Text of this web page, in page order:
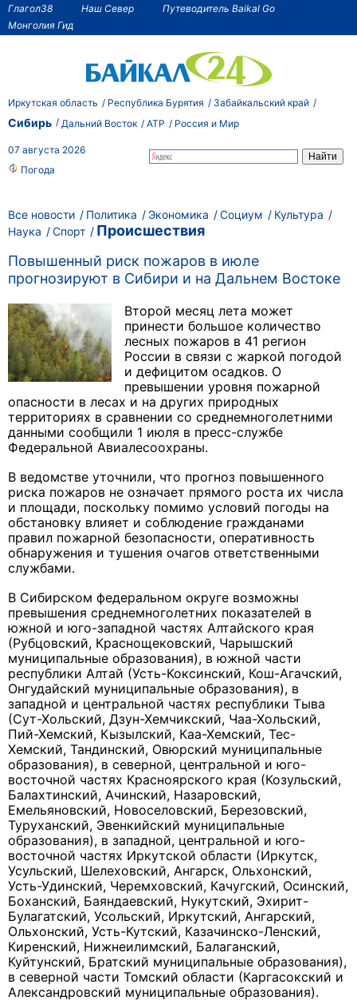
Глагол38 Наш Север
Путеводитель Baikal Go
Монголия Гид
Иркутская область Республика Бурятия Забайкальский край
Сибирь Дальний Восток АТР Россия и Мир
07 августа 2026
Погода
Все новости Политика Экономика Социум
Культура
Наука
Спорт
Происшествия
Повышенный риск пожаров в июле
прогнозируют в Сибири и на Дальнем Востоке
Второй месяц лета может
принести большое количество
лесных пожаров в 41 регион
России в связи с жаркой погодой
и дефицитом осадков. О
превышении уровня пожарной
опасности в лесах и на других природных
территориях в сравнении со среднемноголетними
данными сообщили 1 июля в пресс-службе
Федеральной Авиалесоохраны.
В ведомстве уточнили, что прогноз повышенного
риска пожаров не означает прямого роста их числа
и площади, поскольку помимо условий погоды на
обстановку влияет и соблюдение гражданами
правил пожарной безопасности, оперативность
обнаружения и тушения очагов ответственными
службами.
В Сибирском федеральном округе возможны
превышения среднемноголетних показателей в
южной и юго-западной частях Алтайского края
(Рубцовский, Краснощековский, Чарышский
муниципальные образования), в южной части
республики Алтай (Усть-Коксинский, Кош-Агачский,
Онгудайский муниципальные образования), в
западной и центральной частях республики Тыва
(Сут-Хольский, Дзун-Хемчикский, Чаа-Хольский,
Пий-Хемский, Кызылский, Каа-Хемский, Тес-
Хемский, Тандинский, Овюрский муниципальные
образования), в северной, центральной и юго-
восточной частях Красноярского края (Козульский,
Балахтинский, Ачинский, Назаровский,
Емельяновский, Новоселовский, Березовский,
Туруханский, Эвенкийский муниципальные
образования), в западной, центральной и юго-
восточной частях Иркутской области (Иркутск,
Усульский, Шелеховский, Ангарск, Ольхонский,
Усть-Удинский, Черемховский, Качугский, Осинский,
Боханский, Баяндаевский, Нукутский, Эхирит-
Булагатский, Усольский, Иркутский, Ангарский,
Ольхонский, Усть-Кутский, Казачинско-Ленский,
Киренский, Нижнеилимский, Балаганский,
Куйтунский, Братский муниципальные образования),
в северной части Томский области (Каргасокский и
Александровский муниципальные образования).